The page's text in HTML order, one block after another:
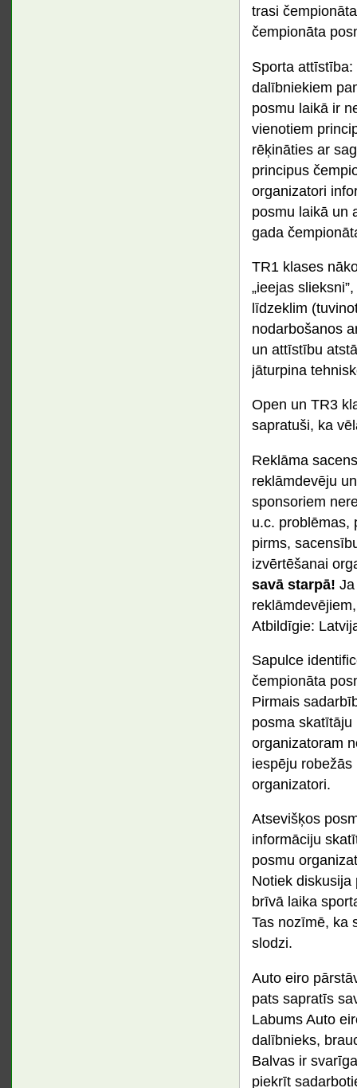
trasi
čempionāta
Sporta
dalībniekiem
posmu laikā ir
vienotiem
rēķināties ar
principus
organizatori
posmu laikā un
gada
TR1 klases
„ieejas
līdzeklim
nodarbošanos
un attīstību
jāturpina
Open un TR3
sapratuši, ka
Reklāma
reklāmdevēju
sponsoriem
u.c. problēmas,
pirms,
izvērtēšanai
savā starpā!
Atbildīgie:
Sapulce
čempionāta
Pirmais
posma skatītāju
organizatoram
iespēju
organizatori.
Atsevišķos
informāciju
posmu
Notiek diskusija
brīvā laika
Tas nozīmē, ka
slodzi.
Auto eiro
pats sapratīs
Labums Auto
dalībnieks,
Balvas ir
piekrīt